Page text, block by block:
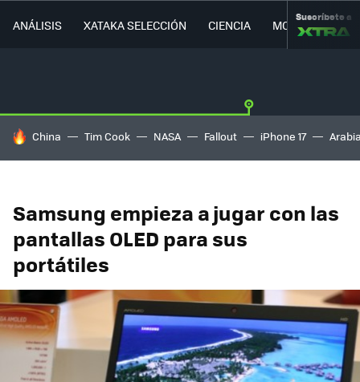
ANÁLISIS XATAKA SELECCIÓN CIENCIA MOVILIDAD
Suscríbete a
HOY SE HABLA DE
China Tim Cook NASA Fallout iPhone 17
Samsung empieza a jugar con las
pantallas OLED para sus
portátiles